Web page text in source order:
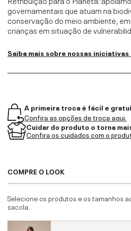
governamentais que atuam na
conservação do meio ambiente,
crianças em situação de
Saiba mais sobre nossas
A primeira troca é fácil e
Confira as opções de troca aqui.
Cuidar do produto o torna
Confira os cuidados com o
COMPRE O LOOK
Selecione os produtos e os tamanhos
sacola.